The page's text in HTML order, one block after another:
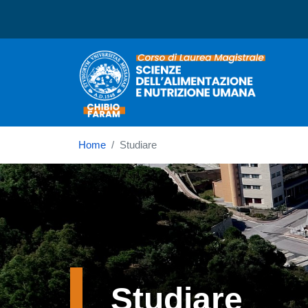
Corso di laurea in
Home Studiare
Immagine
Studiare